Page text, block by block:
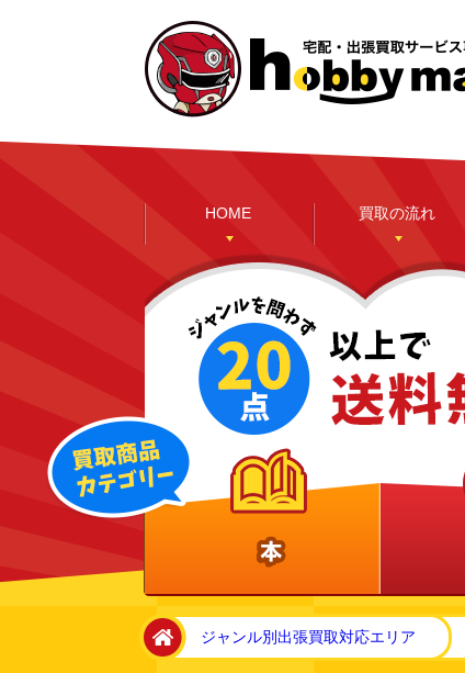
HOME 買取の流れ
homeジャンル別出張買取対応エリア